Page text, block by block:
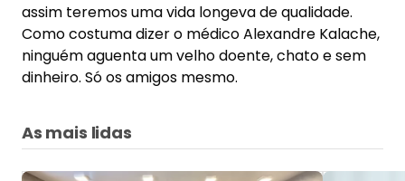
assim teremos uma vida longeva de qualidade.
Como costuma dizer o médico Alexandre Kalache,
ninguém aguenta um velho doente, chato e sem
dinheiro. Só os amigos mesmo.
As mais lidas